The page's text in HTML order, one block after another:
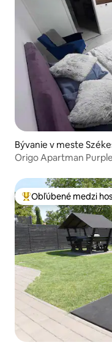
Bývanie v meste
Origo Apartman Purple
Najobľúbenejšie medzi
Obľúbené medzi